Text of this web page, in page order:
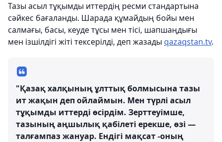
Тазы асыл тұқымды иттердің ресми стандартына
сәйкес бағаланды. Шарада құмайдың бойы мен
салмағы, басы, кеуде тұсы мен тісі, шапшаңдығы
мен ізшілдігі жіті тексерілді, деп жазады qazaqstan.tv.
"Қазақ халқының ұлттық болмысына тазы
ит жақын деп ойлаймын. Мен түрлі асыл
тұқымды иттерді өсірдім. Зерттеуімше,
тазының аңшылық қабілеті ерекше, өзі —
талғампаз жануар. Ендігі мақсат -оның